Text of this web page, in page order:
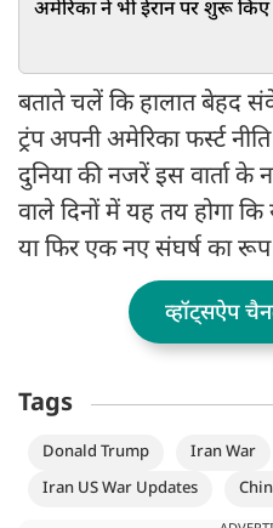
अमेरिका ने भी ईरान पर शुरू
बताते चलें कि हालात बेहद
ट्रंप अपनी अमेरिका फर्स्ट
दुनिया की नजरें इस वार्ता
वाले दिनों में यह तय होगा
या फिर एक नए संघर्ष का
व्हॉट्सऐप
Tags
Donald Trump Iran War
Iran US War Updates